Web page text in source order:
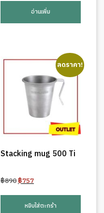
฿550.
is:
฿468.
อ่านเพิ่ม
ลดราคา!
Stacking mug 500 Ti
฿890Original
฿890.
฿757Current
is:
฿757.
หยิบใส่ตะกร้า